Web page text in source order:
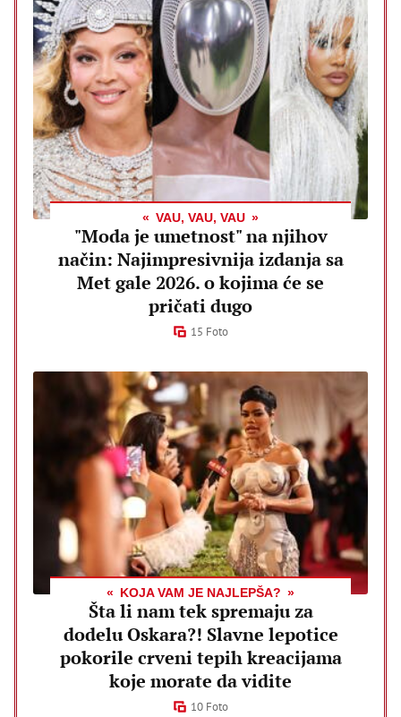
VAU, VAU, VAU
"Moda je umetnost" na njihov
način: Najimpresivnija izdanja sa
Met gale 2026. o kojima će se
pričati dugo
15 Foto
KOJA VAM JE NAJLEPŠA?
Šta li nam tek spremaju za
dodelu Oskara?! Slavne lepotice
pokorile crveni tepih kreacijama
koje morate da vidite
10 Foto